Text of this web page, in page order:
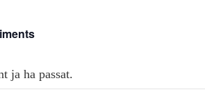
ja ha passat.